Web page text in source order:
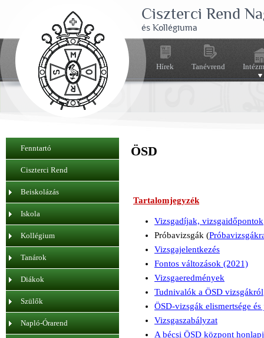
Ciszterci Rend
és Kollégiuma
Hírek Tanévrend
Fenntartó
Ciszterci Rend
Beiskolázás
Iskola
Kollégium
Tanárok
Diákok
Szülők
Napló-Órarend
ÖSD
Tartalomjegyzék
Vizsgadíjak, vizsgaidőpontok
Próbavizsgák (
Vizsgajelentkezés
Fontos változások (2021)
Vizsgaeredmények
Tudnivalók a ÖSD vizsgákról
ÖSD-vizsgák elismertsége
Vizsgaszabályzat
A bécsi ÖSD központ